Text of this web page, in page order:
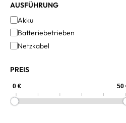
AUSFÜHRUNG
Akku
Batteriebetrieben
Netzkabel
PREIS